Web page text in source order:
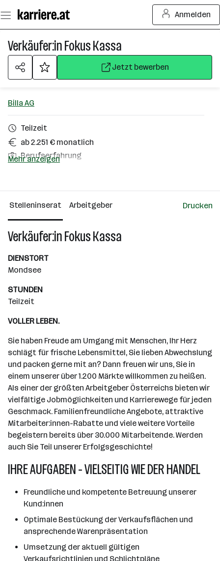
Seiteninhalt
springen
Anmelden
Verkäufer:in Fokus Kassa
Jetzt bewerben
Billa AG
Teilzeit
ab 2.251 € monatlich
Berufserfahrung
Über das Unternehmen
10000+ Mitarbeiter*innen
Wiener Neudorf
Mehr anzeigen
Stelleninserat Arbeitgeber Drucken
Verkäufer:in Fokus Kassa
DIENSTORT
Mondsee
STUNDEN
Teilzeit
VOLLER LEBEN.
Sie haben Freude am Umgang mit Menschen, Ihr Herz
schlägt für frische Lebensmittel, Sie lieben Abwechslung
und packen gerne mit an? Dann freuen wir uns, Sie in
einem unserer über 1.200 Märkte willkommen zu heißen.
Als einer der größten Arbeitgeber Österreichs bieten wir
vielfältige Jobmöglichkeiten und Karrierewege für jeden
Geschmack. Familienfreundliche Angebote, attraktive
Mitarbeiter:innen-Rabatte und viele weitere Vorteile
begeistern bereits über 30.000 Mitarbeitende. Werden
auch Sie Teil unserer Erfolgsgeschichte!
IHRE AUFGABEN - VIELSEITIG WIE DER HANDEL
Freundliche und kompetente Betreuung unserer
Kund:innen
Optimale Bestückung der Verkaufsflächen und
ansprechende Warenpräsentation
Umsetzung der aktuell gültigen
Verkaufsrichtlinien und Schlichtpläne